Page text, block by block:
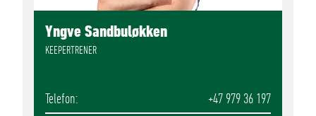
Yngve Sandbuløkken
KEEPERTRENER
Telefon
+47 979 36 197